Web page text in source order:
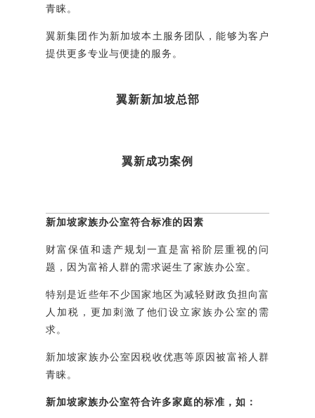
青睐。
翼新集团作为新加坡本土服务团队，能够为客户
提供更多专业与便捷的服务。
翼新新加坡总部
翼新成功案例
新加坡家族办公室符合标准的因素
财富保值和遗产规划一直是富裕阶层重视的问
题，因为富裕人群的需求诞生了家族办公室。
特别是近些年不少国家地区为减轻财政负担向富
人加税，更加刺激了他们设立家族办公室的需
求。
新加坡家族办公室因税收优惠等原因被富裕人群
青睐。
新加坡家族办公室符合许多家庭的标准，如：